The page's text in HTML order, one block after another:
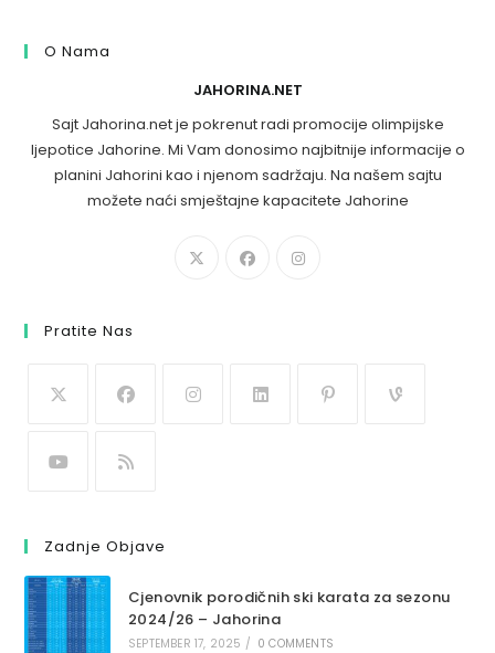
O Nama
JAHORINA.NET
Sajt Jahorina.net je pokrenut radi promocije olimpijske
ljepotice Jahorine. Mi Vam donosimo najbitnije informacije o
planini Jahorini kao i njenom sadržaju. Na našem sajtu
možete naći smještajne kapacitete Jahorine
Pratite Nas
Zadnje Objave
Cjenovnik porodičnih ski karata za sezonu
2024/26 – Jahorina
SEPTEMBER 17, 2025 / 0 COMMENTS